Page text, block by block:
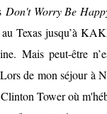
Don't Worry Be
Texas jusqu’à
Mais peut-être
de mon séjour à
Tower où